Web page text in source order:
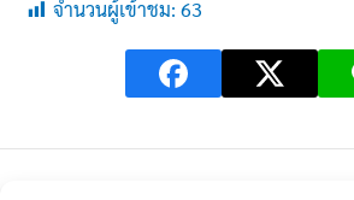
จำนวนผู้เข้าชม: 63